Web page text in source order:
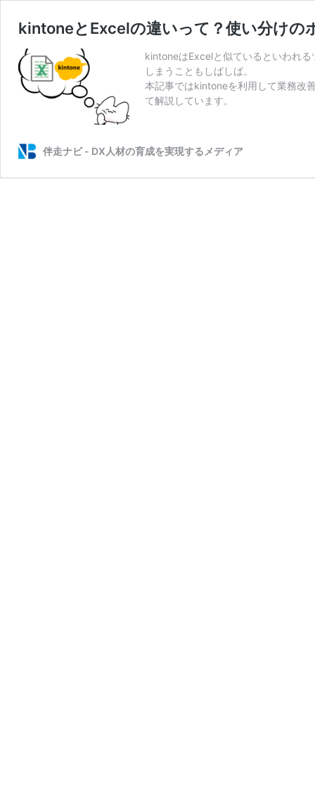
kintoneとExcelの違いって？使い分けの
kintoneはExcelと似ているといわれ
しまうこともしばしば。
本記事ではkintoneを利用して業務改
て解説しています。
伴走ナビ - DX人材の育成を実現するメディア